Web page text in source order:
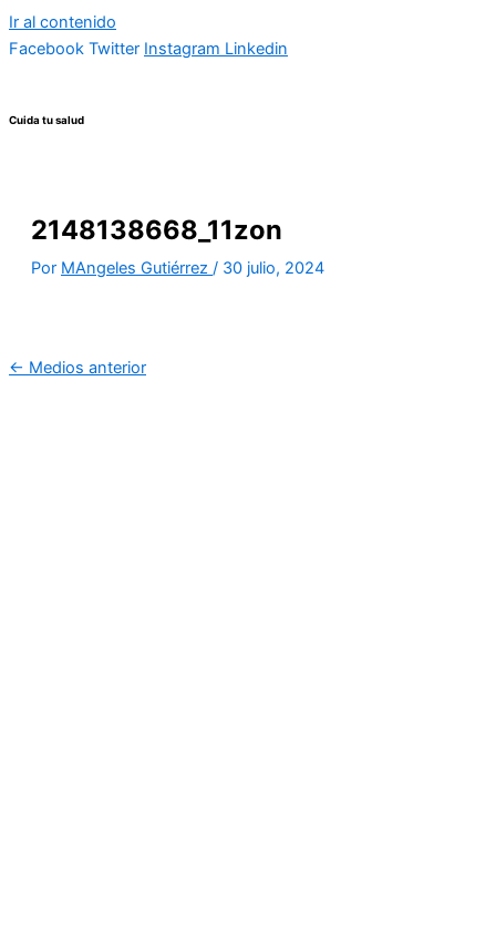
Ir al contenido
Facebook Twitter Instagram Linkedin
Cuida tu salud
2148138668_11zon
Por MAngeles Gutiérrez / 30 julio, 2024
← Medios anterior